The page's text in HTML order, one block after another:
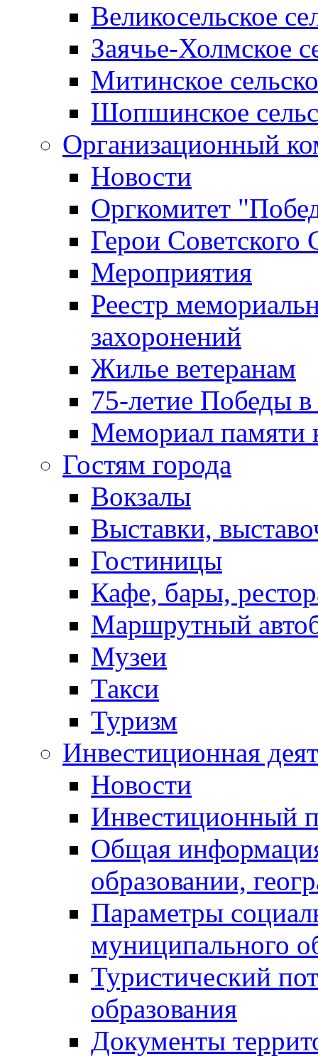
Великосельское
Заячье-Холмское
Митинское
Шопшинское
Организационный
Новости
Оргкомитет
Герои Советского
Мероприятия
Реестр
захоронений
Жилье ветеранам
75-летие Победы
Мемориал памяти
Гостям города
Вокзалы
Выставки,
Гостиницы
Кафе, бары,
Маршрутный
Музеи
Такси
Туризм
Инвестиционная
Новости
Инвестиционный
Общая
образовании,
Параметры
муниципального
Туристический
образования
Документы